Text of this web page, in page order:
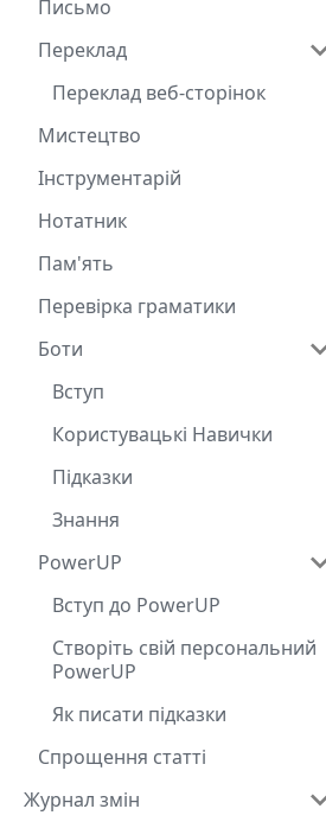
Письмо
Переклад
Переклад веб-сторінок
Мистецтво
Інструментарій
Нотатник
Пам'ять
Перевірка граматики
Боти
Вступ
Користувацькі Навички
Підказки
Знання
PowerUP
Вступ до PowerUP
Створіть свій персональний
PowerUP
Як писати підказки
Спрощення статті
Журнал змін